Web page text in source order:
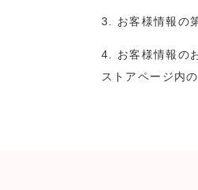
3. お客様情報の
4. お客様情報の
ストアページ内